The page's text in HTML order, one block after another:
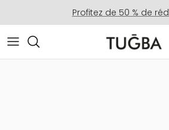
Profitez de 50 % de